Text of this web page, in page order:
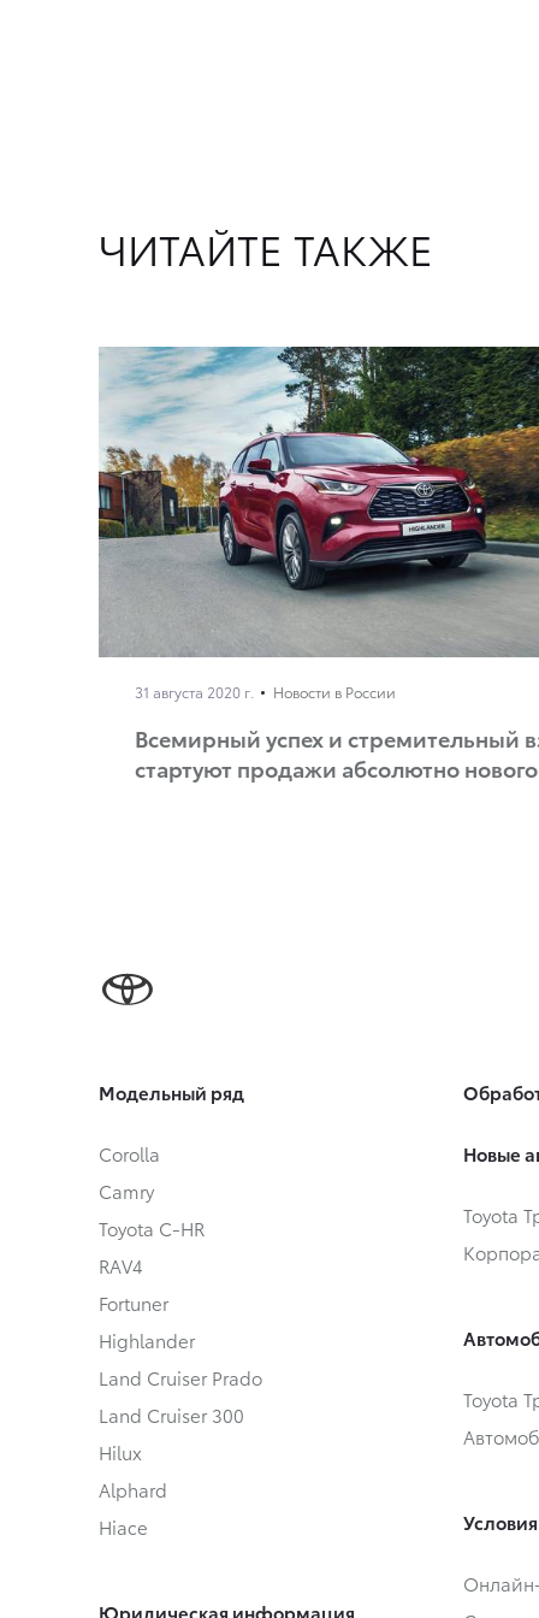
ЧИТАЙТЕ ТАКЖЕ
31 августа 2020 г. Новости в России
Всемирный успех и стремительный
стартуют продажи абсолютно
Модельный ряд
Corolla
Camry
Toyota C-HR
RAV4
Fortuner
Highlander
Land Cruiser Prado
Land Cruiser 300
Hilux
Alphard
Hiace
Юридическая информация
Новые
Toyota
Toyota